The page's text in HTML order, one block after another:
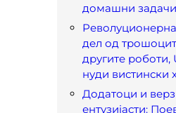
домашни задачи
дел од
другите роботи,
нуди вистински
Додатоци и
ентузијасти: